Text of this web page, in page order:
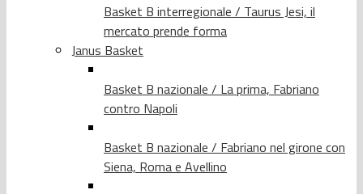
Basket B interregionale / Taurus Jesi, il
mercato prende forma
Janus Basket
Basket B nazionale / La prima, Fabriano
contro Napoli
Basket B nazionale / Fabriano nel girone con
Siena, Roma e Avellino